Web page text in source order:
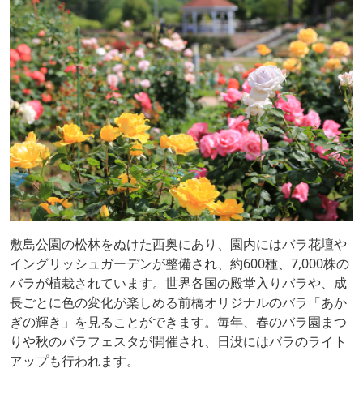
敷島公園の松林をぬけた西奥にあり、園内にはバラ花壇や
イングリッシュガーデンが整備され、約600種、7,000株の
バラが植栽されています。世界各国の殿堂入りバラや、成
長ごとに色の変化が楽しめる前橋オリジナルのバラ「あか
ぎの輝き」を見ることができます。毎年、春のバラ園まつ
りや秋のバラフェスタが開催され、日没にはバラのライト
アップも行われます。